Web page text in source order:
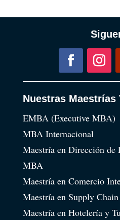
Nuestras Maestrías
EMBA (Executive MBA)
MBA Internacional
Maestría en Dirección de
MBA
Maestría en Comercio
Maestría en Supply
Maestría en Hotelería y